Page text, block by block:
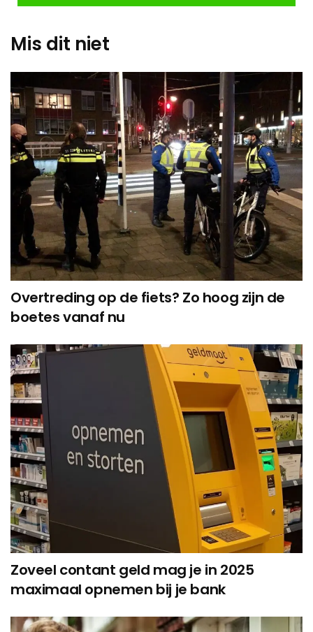
Mis dit niet
Overtreding op de fiets? Zo hoog zijn de
boetes vanaf nu
Zoveel contant geld mag je in 2025
maximaal opnemen bij je bank